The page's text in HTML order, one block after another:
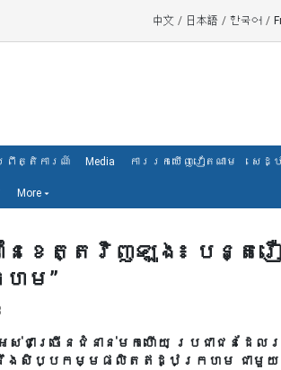
中文 / 日本語 / 한국어 /
រឹត្តិការណ៍ Media ការរកឃើញវៀតណាម សេដ្
More ▾
ៃខេត្តវិញឡុង៖ បន្តរ
ម”
- អស់ជាច្រើនជំនាន់មកហើយ ប្រជាជនដែ
នឹងសិប្បកម្មផលិតឥដ្ឋក្រហម ជាមួ